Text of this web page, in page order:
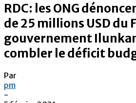
RDC: les ONG
de 25 millions USD du
gouvernement
combler le déficit
Par
pm
-